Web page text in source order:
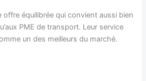
offre équilibrée qui convient aussi bien
PME de transport. Leur service
un des meilleurs du marché.